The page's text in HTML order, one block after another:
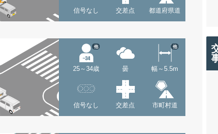
信号なし 交差点 都道府県道
25～34歳
他
曇 幅～5.5m
他
信号なし 交差点 市町村道